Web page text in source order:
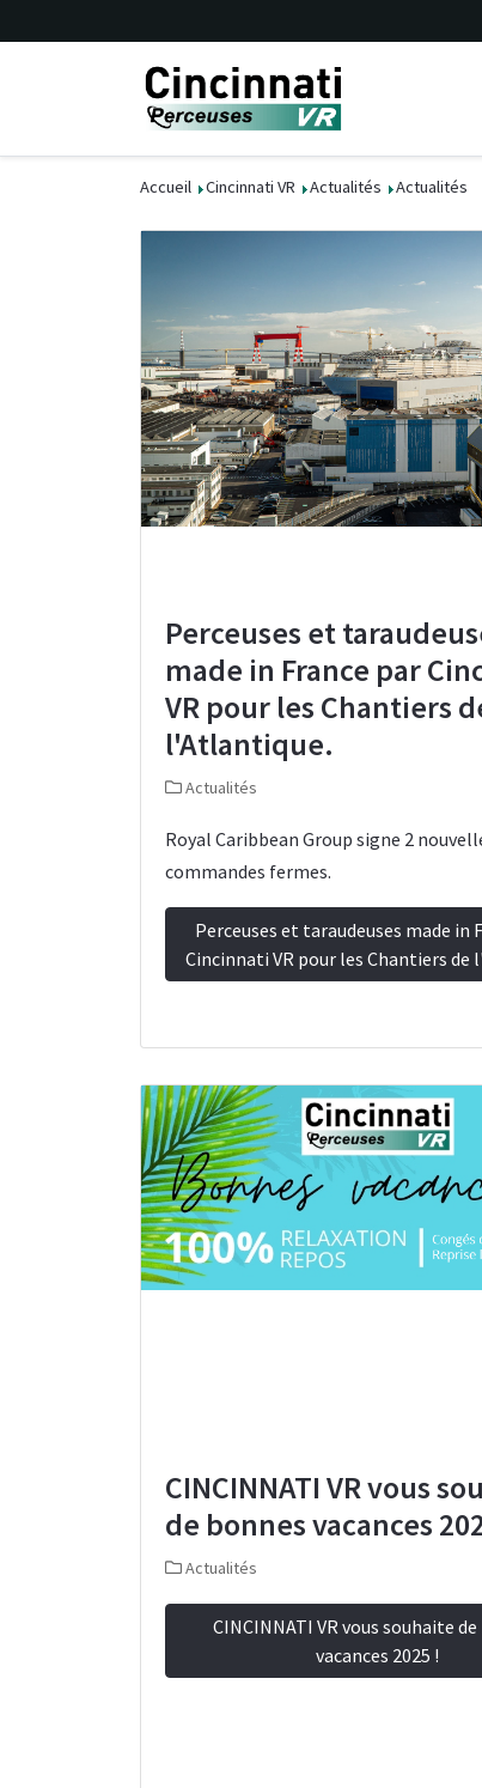
Accueil Cincinnati VR Actualités Actualités
Perceuses et
made in France par
VR pour les Chantiers
l'Atlantique.
Actualités
Royal Caribbean Group signe 2
commandes fermes.
Perceuses et taraudeuses made in
Cincinnati VR pour les Chantiers de
CINCINNATI VR vous
de bonnes vacances
Actualités
CINCINNATI VR vous souhaite
vacances 2025 !